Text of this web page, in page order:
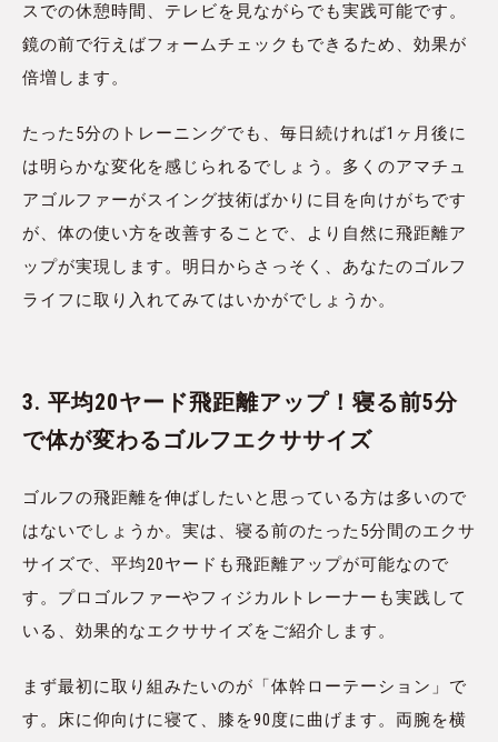
スでの休憩時間、テレビを見ながらでも実践可能です。
鏡の前で行えばフォームチェックもできるため、効果が
倍増します。
たった5分のトレーニングでも、毎日続ければ1ヶ月後に
は明らかな変化を感じられるでしょう。多くのアマチュ
アゴルファーがスイング技術ばかりに目を向けがちです
が、体の使い方を改善することで、より自然に飛距離ア
ップが実現します。明日からさっそく、あなたのゴルフ
ライフに取り入れてみてはいかがでしょうか。
3. 平均20ヤード飛距離アップ！寝る前5分
で体が変わるゴルフエクササイズ
ゴルフの飛距離を伸ばしたいと思っている方は多いので
はないでしょうか。実は、寝る前のたった5分間のエクサ
サイズで、平均20ヤードも飛距離アップが可能なので
す。プロゴルファーやフィジカルトレーナーも実践して
いる、効果的なエクササイズをご紹介します。
まず最初に取り組みたいのが「体幹ローテーション」で
す。床に仰向けに寝て、膝を90度に曲げます。両腕を横